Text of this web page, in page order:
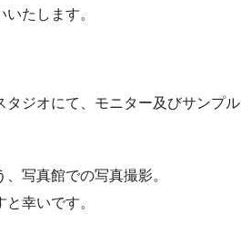
たします。
ジオにて、モニター及びサンプル
写真館での写真撮影。
幸いです。